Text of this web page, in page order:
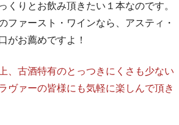
くりとお飲み頂きたい１本なのです。
ファースト・ワインなら、アスティ・
がお薦めですよ！
、古酒特有のとっつきにくさも少ない
ヴァーの皆様にも気軽に楽しんで頂き